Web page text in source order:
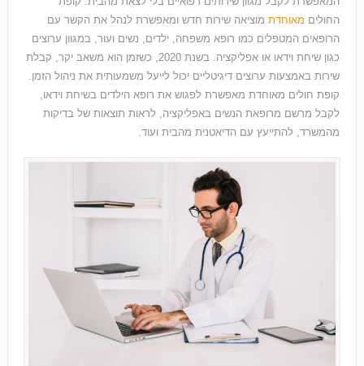
החולים מאוחדתמוציאה שירות חדש ומאפשרת לנהל את הקשר עם
הרופאים המטפלים כמו רופא משפחה, ילדים, נשים ועור, במגוון ערוצים
כגון שיחת וידאו או אפליקציה. בשנת 2020, כשזמן הוא משאב יקר, קבלת
שירות באמצעות ערוצים דיגיטליים יכול לייעל משמעותית את ניהול הזמן.
קופת חולים מאוחדת מאפשרת לפגוש את רופא הילדים בשיחת וידאו,
לקבל מרשם מרופאת הנשים באפליקציה, לראות תוצאות של בדיקות
מהמשרד, להתייעץ עם הדיאטנית מהבית ועוד.